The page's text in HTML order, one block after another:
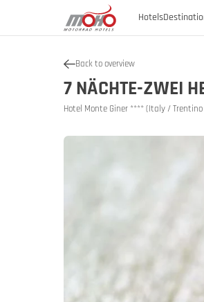
Hotels
Austria
Austria
Burgenland
Carinthia
Vorarlberg
Back to overview
7 NÄCHTE-ZWEI
Hotel Monte Giner **** (Italy /